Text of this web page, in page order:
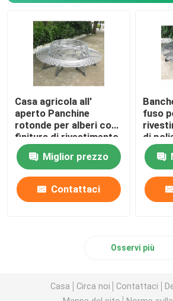
Casa agricola all'
aperto Panchine
rotonde per alberi con
finitura di rivestimento
in polvere da
spruzzatura di zinco
Miglior prezzo
Contattaci
fuso
di
Osservi più
Casa Circa noi Contattaci